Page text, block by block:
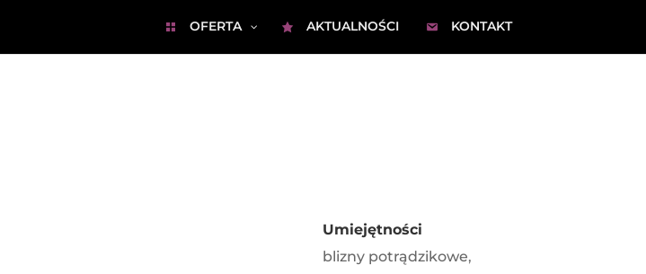
OFERTA AKTUALNOŚCI KONTAKT
Umiejętności
blizny potrądzikowe,